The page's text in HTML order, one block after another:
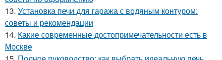
13. Установка печи для гаража с водяным контуром:
советы и рекомендации
14. Какие современные достопримечательности есть в
Москве